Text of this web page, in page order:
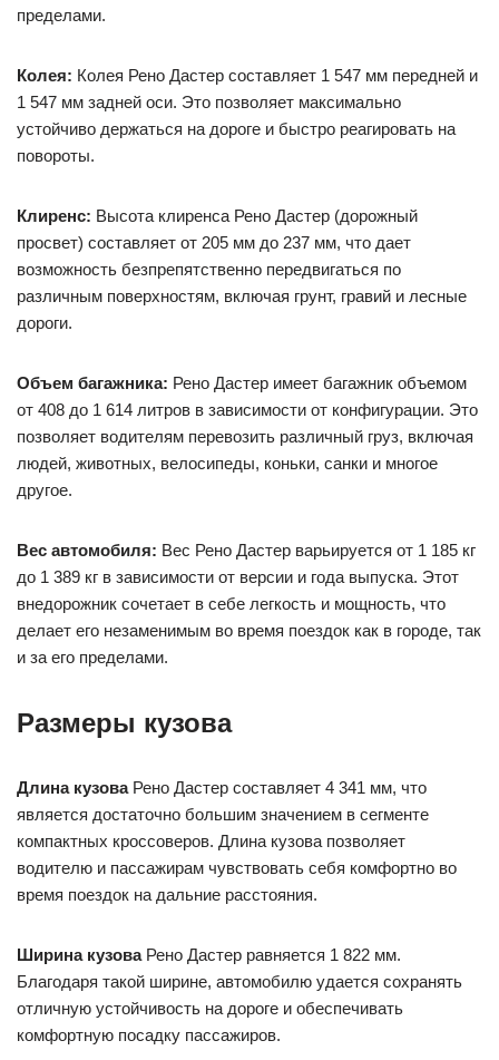
пределами.
Колея: Колея Рено Дастер составляет 1 547 мм передней и
1 547 мм задней оси. Это позволяет максимально
устойчиво держаться на дороге и быстро реагировать на
повороты.
Клиренс: Высота клиренса Рено Дастер (дорожный
просвет) составляет от 205 мм до 237 мм, что дает
возможность безпрепятственно передвигаться по
различным поверхностям, включая грунт, гравий и лесные
дороги.
Объем багажника: Рено Дастер имеет багажник объемом
от 408 до 1 614 литров в зависимости от конфигурации. Это
позволяет водителям перевозить различный груз, включая
людей, животных, велосипеды, коньки, санки и многое
другое.
Вес автомобиля: Вес Рено Дастер варьируется от 1 185 кг
до 1 389 кг в зависимости от версии и года выпуска. Этот
внедорожник сочетает в себе легкость и мощность, что
делает его незаменимым во время поездок как в городе, так
и за его пределами.
Размеры кузова
Длина кузоваРено Дастер составляет 4 341 мм, что
является достаточно большим значением в сегменте
компактных кроссоверов. Длина кузова позволяет
водителю и пассажирам чувствовать себя комфортно во
время поездок на дальние расстояния.
Ширина кузоваРено Дастер равняется 1 822 мм.
Благодаря такой ширине, автомобилю удается сохранять
отличную устойчивость на дороге и обеспечивать
комфортную посадку пассажиров.